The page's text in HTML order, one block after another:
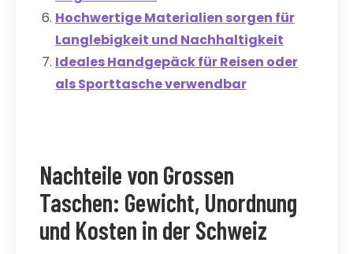
Hochwertige Materialien sorgen für
Langlebigkeit und Nachhaltigkeit
Ideales Handgepäck für Reisen oder
als Sporttasche verwendbar
Nachteile von Grossen
Taschen: Gewicht, Unordnung
und Kosten in der Schweiz